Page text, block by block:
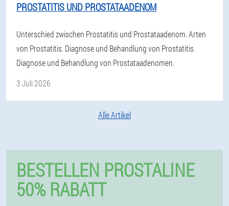
PROSTATITIS UND PROSTATAADENOM
Unterschied zwischen Prostatitis und Prostataadenom. Arten
von Prostatitis. Diagnose und Behandlung von Prostatitis.
Diagnose und Behandlung von Prostataadenomen.
3 Juli 2026
Alle Artikel
BESTELLEN PROSTALINE
50% RABATT